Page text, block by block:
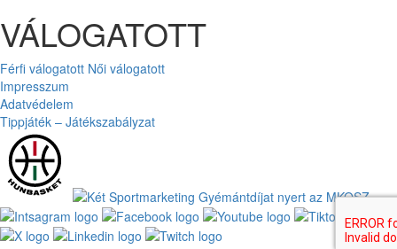
VÁLOGATOTT
Férfi válogatott Női válogatott
Impresszum
Adatvédelem
Tippjáték – Játékszabályzat